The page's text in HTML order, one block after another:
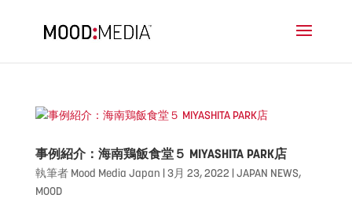
事例紹介：海南鶏飯食堂５ MIYASHITA PARK店
執筆者 Mood Media Japan |3月 23, 2022 |JAPAN NEWS,
MOOD